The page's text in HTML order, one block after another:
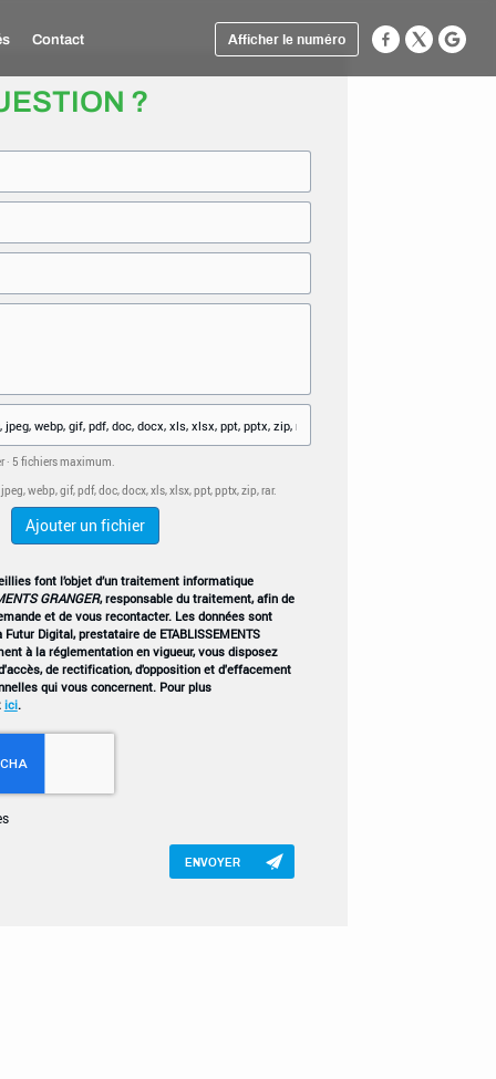
Contact Afficher le numéro
?
· 5 fichiers maximum.
webp, gif, pdf, doc, docx, xls, xlsx, ppt, pptx, zip, rar.
Ajouter un fichier
font l’objet d’un traitement informatique
GRANGER, responsable du traitement, afin de
et de vous recontacter. Les données sont
Digital, prestataire de ETABLISSEMENTS
à la réglementation en vigueur, vous disposez
de rectification, d'opposition et d'effacement
qui vous concernent. Pour plus
ici.